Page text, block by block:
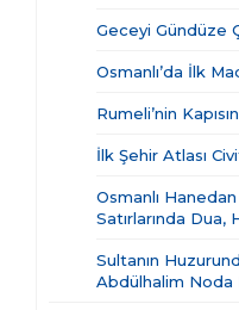
Geceyi Gündüze
Osmanlı’da İlk
Rumeli’nin
İlk Şehir Atlası
Osmanlı
Satırlarında
Sultanın
Abdülhalim Noda